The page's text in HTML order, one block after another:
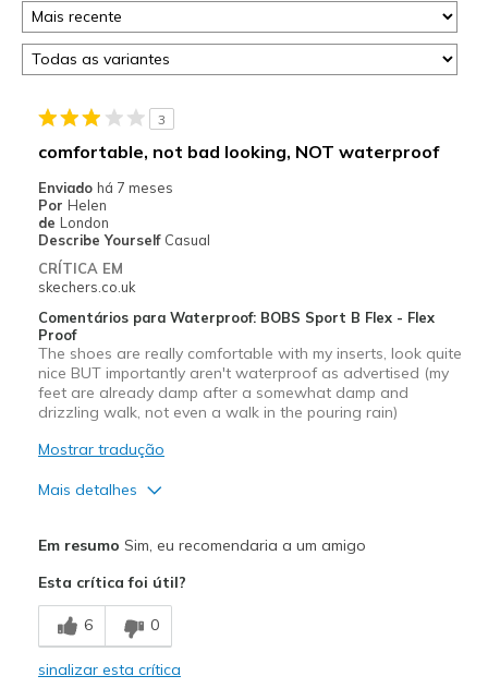
3
comfortable, not bad looking, NOT waterproof
Enviado há 7 meses
Por Helen
de London
Describe Yourself Casual
CRÍTICA EM
skechers.co.uk
Comentários para Waterproof: BOBS Sport B Flex - Flex
Proof
The shoes are really comfortable with my inserts, look quite
nice BUT importantly aren't waterproof as advertised (my
feet are already damp after a somewhat damp and
drizzling walk, not even a walk in the pouring rain)
Mostrar tradução
Mais detalhes
Contras
Waterproofing substandard
Em resumo Sim, eu recomendaria a um amigo
Esta crítica foi útil?
6 0
sinalizar esta crítica